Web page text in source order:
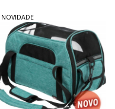
NOVIDADE